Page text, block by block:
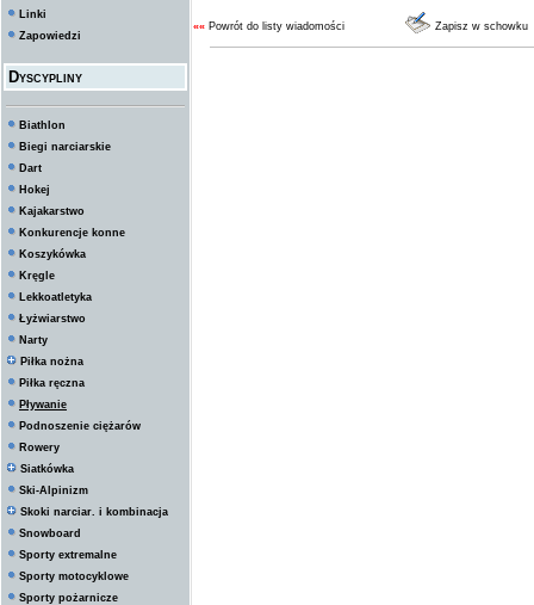
Linki
Zapowiedzi
Dyscypliny
Biathlon
Biegi narciarskie
Dart
Hokej
Kajakarstwo
Konkurencje konne
Koszykówka
Kręgle
Lekkoatletyka
Łyżwiarstwo
Narty
Piłka nożna
Piłka ręczna
Pływanie
Podnoszenie ciężarów
Rowery
Siatkówka
Ski-Alpinizm
Skoki narciar. i kombinacja
Snowboard
Sporty extremalne
Sporty motocyklowe
Sporty pożarnicze
«« Powrót do listy wiadomości Zapisz w schowku